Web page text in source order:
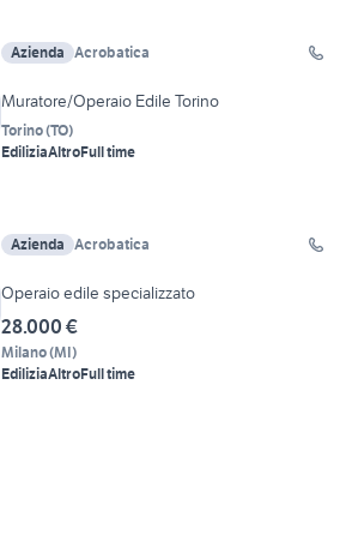
Azienda Acrobatica
Muratore/Operaio Edile Torino
Torino(TO)
EdiliziaAltroFull time
Azienda Acrobatica
Operaio edile specializzato
28.000 €
Milano(MI)
EdiliziaAltroFull time